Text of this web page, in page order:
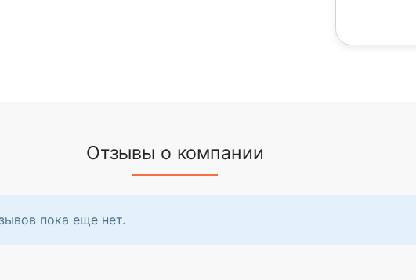
Отзывы о компании
пока еще нет.